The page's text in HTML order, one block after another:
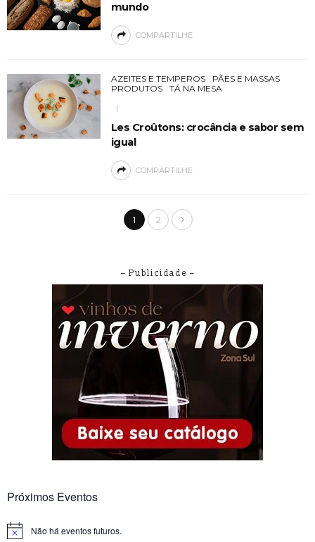
mundo
COMPARTILHE
AZEITES E TEMPEROS
PÃES E MASSAS
PRODUTOS
TÁ NA MESA
Les Croûtons: crocância e sabor sem
igual
COMPARTILHE
1 2
– Publicidade –
Próximos Eventos
Notice Não há eventos futuros.